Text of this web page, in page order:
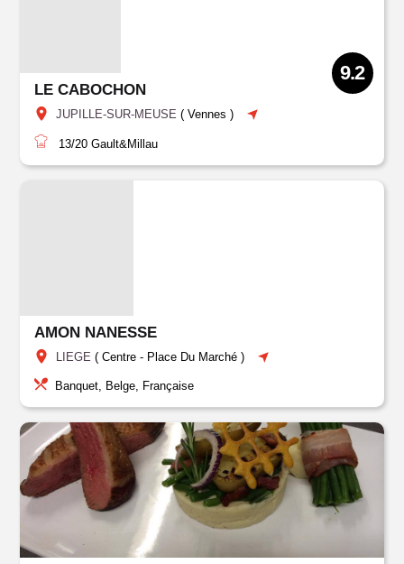
LE CABOCHON
JUPILLE-SUR-MEUSE (Vennes )
9.2
13/20 Gault&Millau
AMON NANESSE
LIEGE (Centre - Place Du Marché )
Banquet, Belge, Française